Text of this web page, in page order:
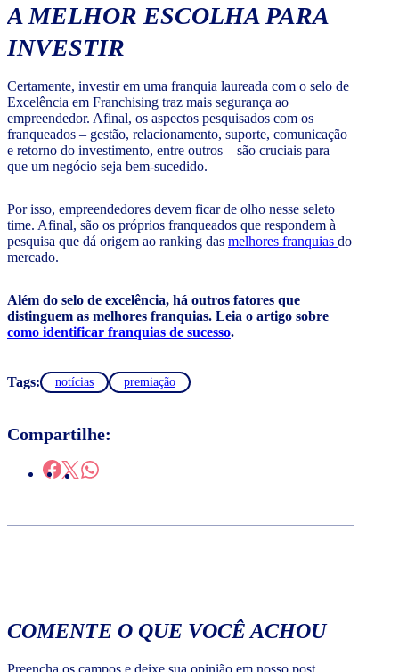
A MELHOR ESCOLHA PARA
INVESTIR
Certamente, investir em uma franquia laureada com o selo de
Excelência em Franchising traz mais segurança ao
empreendedor. Afinal, os aspectos pesquisados com os
franqueados – gestão, relacionamento, suporte, comunicação
e retorno do investimento, entre outros – são cruciais para
que um negócio seja bem-sucedido.
Por isso, empreendedores devem ficar de olho nesse seleto
time. Afinal, são os próprios franqueados que respondem à
pesquisa que dá origem ao ranking das melhores franquias do
mercado.
Além do selo de excelência, há outros fatores que
distinguem as melhores franquias. Leia o artigo sobre
como identificar franquias de sucesso.
Tags: notícias premiação
Compartilhe:
COMENTE O QUE VOCÊ ACHOU
Preencha os campos e deixe sua opinião em nosso post